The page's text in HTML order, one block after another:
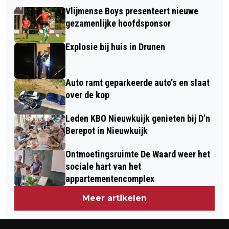
HALVERWEGE DE INSCHRIJF PERIODE:
KOM EN SCHRIJF JE IN.
MOEITE NAAR KWARTFINALES WORLD
CUP OF DARTS
Vlijmense Boys presenteert nieuwe
gezamenlijke hoofdsponsor
Explosie bij huis in Drunen
Auto ramt geparkeerde auto's en slaat
over de kop
Leden KBO Nieuwkuijk genieten bij D’n
Berepot in Nieuwkuijk
Ontmoetingsruimte De Waard weer het
sociale hart van het
appartementencomplex
Meer artikelen